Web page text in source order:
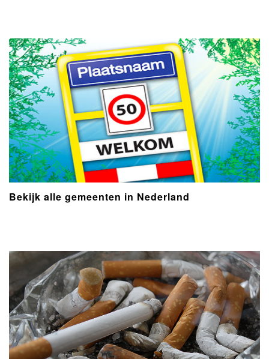
Bekijk alle gemeenten in Nederland